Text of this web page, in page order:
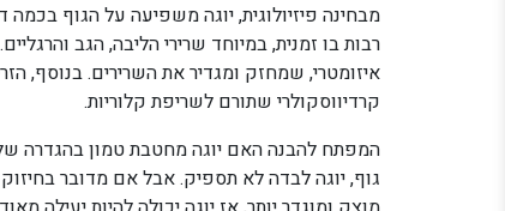
מבחינה פיזיולוגית, יוגה משפיעה על הגוף
רבות בו זמנית, במיוחד שרירי הליבה, הגב
איזומטרי, שמחזק ומגדיר את השרירים. בנוסף,
קרדיווסקולרי שתורם לשריפת קלוריות.
המפתח להבנה האם יוגה מחטבת טמון בהגדרה
גוף, יוגה לבדה לא תספיק. אבל אם מדובר